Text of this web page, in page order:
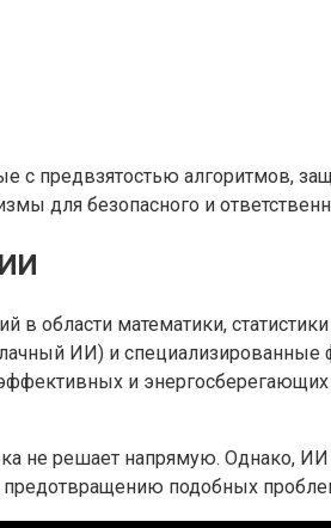
с предвзятостью алгоритмов,
для безопасного и
в области математики,
ИИ) и
и
не решает напрямую. Однако,
предотвращению подобных